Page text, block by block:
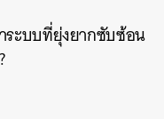
ระบบที่ยุ่งยากซับซ้อน